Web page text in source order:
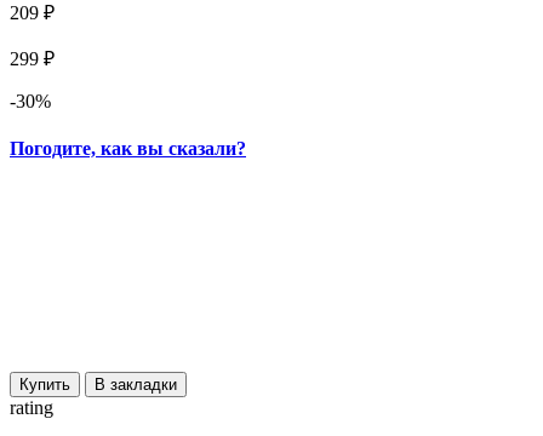
209 ₽
299 ₽
-30%
Погодите, как вы сказали?
Купить В закладки
rating